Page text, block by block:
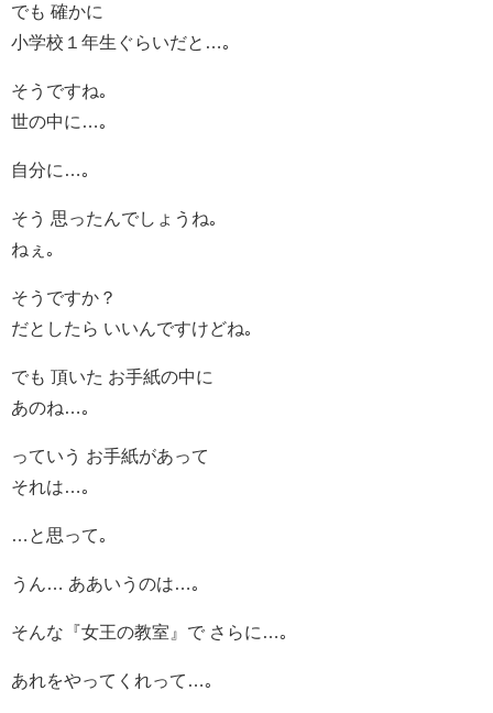
でも 確かに
小学校１年生ぐらいだと…｡
そうですね｡
世の中に…｡
自分に…｡
そう 思ったんでしょうね｡
ねぇ｡
そうですか？
だとしたら いいんですけどね｡
でも 頂いた お手紙の中に
あのね…｡
っていう お手紙があって
それは…｡
…と思って｡
うん… ああいうのは…｡
そんな『女王の教室』で さらに…｡
あれをやってくれって…｡